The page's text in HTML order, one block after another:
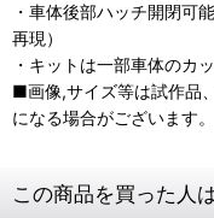
・車体後部ハッチ開閉可
再現）
・キットは一部車体のカ
■画像,サイズ等は試作品
になる場合がございます。
この商品を買った人